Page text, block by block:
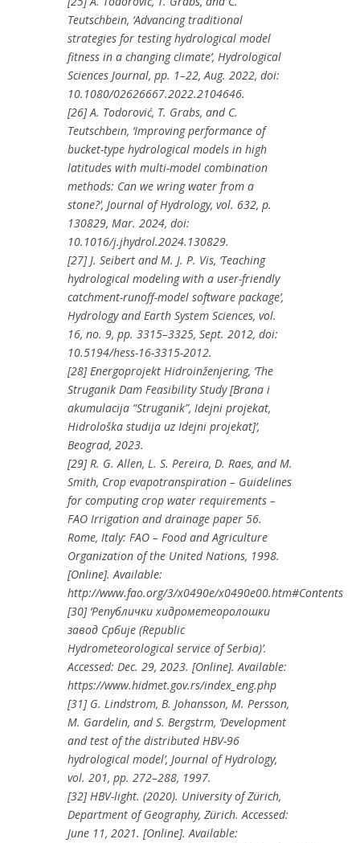
Teutschbein, ‘Advancing traditional
strategies for testing hydrological model
fitness in a changing climate’, Hydrological
Sciences Journal, pp. 1–22, Aug. 2022, doi:
10.1080/02626667.2022.2104646.
[26] A. Todorović, T. Grabs, and C.
Teutschbein, ‘Improving performance of
bucket-type hydrological models in high
latitudes with multi-model combination
methods: Can we wring water from a
stone?’, Journal of Hydrology, vol. 632, p.
130829, Mar. 2024, doi:
10.1016/j.jhydrol.2024.130829.
[27] J. Seibert and M. J. P. Vis, ‘Teaching
hydrological modeling with a user-friendly
catchment-runoff-model software package’,
Hydrology and Earth System Sciences, vol.
16, no. 9, pp. 3315–3325, Sept. 2012, doi:
10.5194/hess-16-3315-2012.
[28] Energoprojekt Hidroinženjering, ‘The
Struganik Dam Feasibility Study [Brana i
akumulacija “Struganik”, Idejni projekat,
Hidrološka studija uz Idejni projekat]’,
Beograd, 2023.
[29] R. G. Allen, L. S. Pereira, D. Raes, and M.
Smith, Crop evapotranspiration – Guidelines
for computing crop water requirements –
FAO Irrigation and drainage paper 56.
Rome, Italy: FAO – Food and Agriculture
Organization of the United Nations, 1998.
[Online]. Available:
http://www.fao.org/3/x0490e/x0490e00.htm#Contents
[30] ‘Републички хидрометеоролошки
завод Србије (Republic
Hydrometeorological service of Serbia)’.
Accessed: Dec. 29, 2023. [Online]. Available:
https://www.hidmet.gov.rs/index_eng.php
[31] G. Lindstrom, B. Johansson, M. Persson,
M. Gardelin, and S. Bergstrm, ‘Development
and test of the distributed HBV-96
hydrological model’, Journal of Hydrology,
vol. 201, pp. 272–288, 1997.
[32] HBV-light. (2020). University of Zürich,
Department of Geography, Zürich. Accessed:
June 11, 2021. [Online]. Available: